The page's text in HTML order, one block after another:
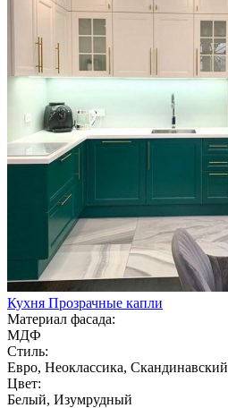
Кухня Прозрачные капли
Материал фасада:
МДФ
Стиль:
Евро, Неоклассика, Скандинавский
Цвет:
Белый, Изумрудный